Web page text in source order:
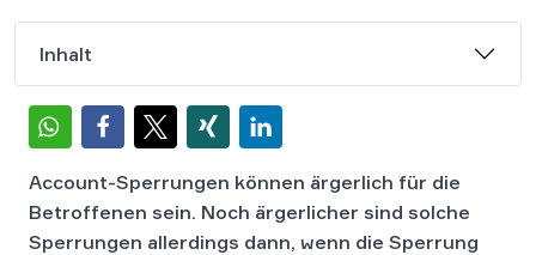
Inhalt
Account-Sperrungen können ärgerlich für die
Betroffenen sein. Noch ärgerlicher sind solche
Sperrungen allerdings dann, wenn die Sperrung